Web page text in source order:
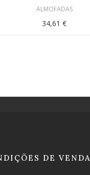
ALMOFADAS
34,61 €
DE VENDA